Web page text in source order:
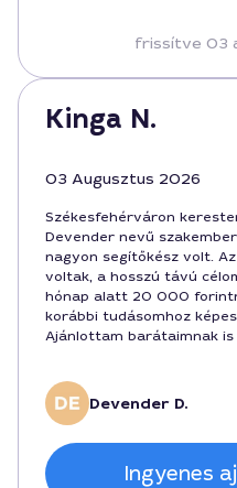
frissítve 03
Kinga N.
03 Augusztus 2026
Székesfehérváron
Devender nevű
nagyon segítőkész volt.
voltak, a hosszú távú
hónap alatt 20 000
korábbi tudásomhoz
Ajánlottam barátaimnak
Devender D.
Ingyenes